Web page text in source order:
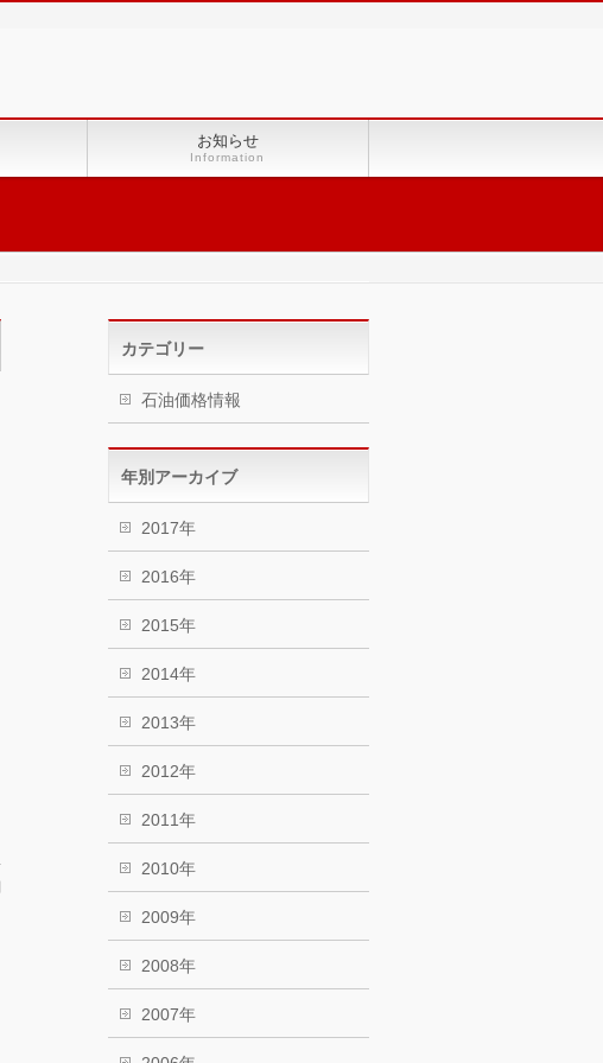
お知らせ
Information
カテゴリー
石油価格情報
年別アーカイブ
2017年
2016年
2015年
2014年
2013年
2012年
2011年
2010年
2009年
2008年
2007年